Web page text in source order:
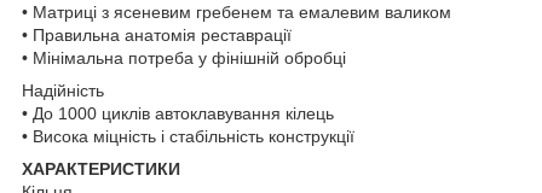
• Матриці з ясеневим гребенем та емалевим валиком
• Правильна анатомія реставрації
• Мінімальна потреба у фінішній обробці
Надійність
• До 1000 циклів автоклавування кілець
• Висока міцність і стабільність конструкції
ХАРАКТЕРИСТИКИ